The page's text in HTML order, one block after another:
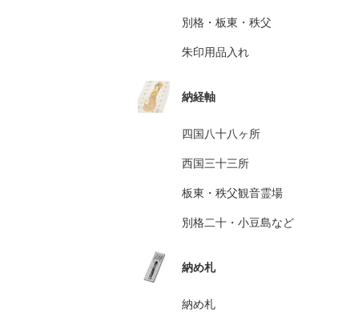
別格・板東・秩父
朱印用品入れ
納経軸
四国八十八ヶ所
西国三十三所
板東・秩父観音霊場
別格二十・小豆島など
納め札
納め札